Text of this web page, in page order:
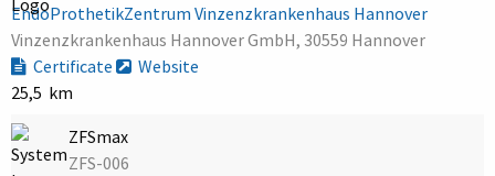
EndoProthetikZentrum Vinzenzkrankenhaus Hannover
Vinzenzkrankenhaus Hannover GmbH, 30559 Hannover
Certificate
Website
25,5 km
ZFSmax
ZFS-006